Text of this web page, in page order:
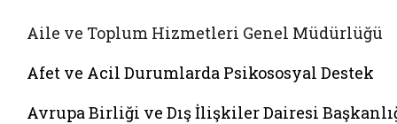
Aile ve Toplum Hizmetleri Genel Müdürlüğü
Afet ve Acil Durumlarda Psikososyal Destek
Avrupa Birliği ve Dış İlişkiler Dairesi